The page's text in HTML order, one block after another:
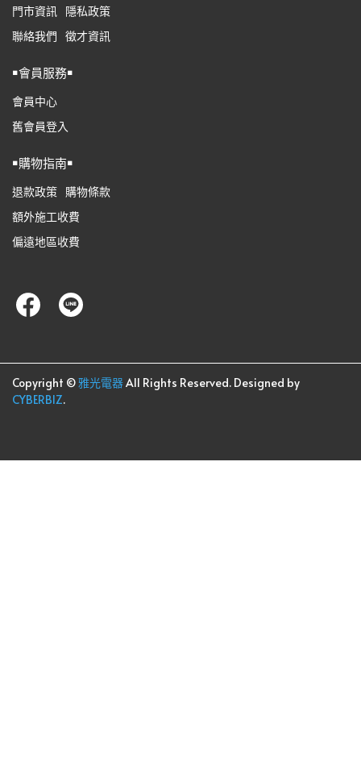
門市資訊 隱私政策
聯絡我們 徵才資訊
￭會員服務￭
會員中心
舊會員登入
￭購物指南￭
退款政策 購物條款
額外施工收費
偏遠地區收費
Copyright ©雅光電器All Rights Reserved. Designed by
CYBERBIZ.